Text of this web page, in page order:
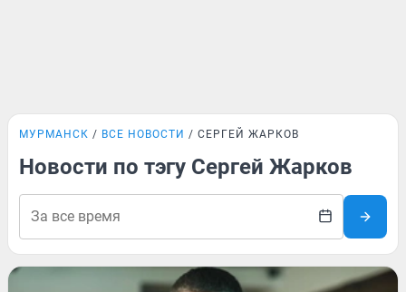
МУРМАНСК ВСЕ НОВОСТИ СЕРГЕЙ ЖАРКОВ
Новости по тэгу Сергей Жарков